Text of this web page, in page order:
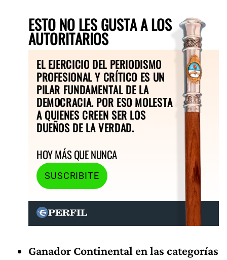
ESTO NO LES GUSTA A LOS
AUTORITARIOS
EL EJERCICIO DEL PERIODISMO
PROFESIONAL Y CRÍTICO ES UN
PILAR FUNDAMENTAL DE LA
DEMOCRACIA. POR ESO MOLESTA
A QUIENES CREEN SER LOS
DUEÑOS DE LA VERDAD.
HOY MÁS QUE NUNCA
SUSCRIBITE
Ganador Continental en las categorías